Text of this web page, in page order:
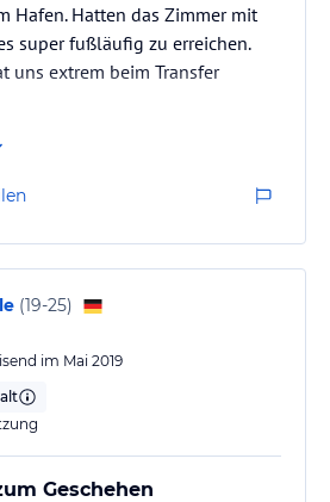
Hafen. Hatten das Zimmer mit
super fußläufig zu erreichen.
uns extrem beim Transfer
(19-25)
im Mai 2019
Geschehen